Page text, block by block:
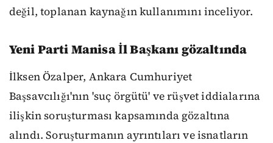
değil, toplanan kaynağın kullanımını inceliyor.
Yeni Parti Manisa İl Başkanı gözaltında
İlksen Özalper, Ankara Cumhuriyet
Başsavcılığı'nın 'suç örgütü' ve rüşvet iddialarına
ilişkin soruşturması kapsamında gözaltına
alındı. Soruşturmanın ayrıntıları ve isnatların